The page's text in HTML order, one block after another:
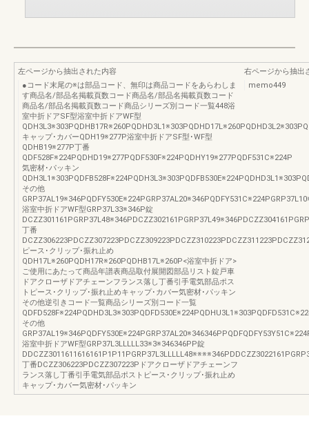
左ページから抽出された内容
●コード末尾の※は部品コード、無印は商品コードをあらわしま
す商品名/部品名掲載頁数コード商品名/部品名掲載頁数コード
商品名/部品名掲載頁数コード商品シリーズ別コード一覧448浴
室中折ドアSF型浴室中折ドアWF型
キャップ･カバーQDH19※277P浴室中折ドアSF型･WF型
QDHB19※277P丁番
QDF528F※224PQDHD19※277PQDF530F※224PQDHY19※277PQDF531C※224P
気密材･パッキン
その他
浴室中折ドアWF型GRP37L33※346P錠
丁番
ピース･クリップ･振れ止め
QDH17L※260PQDH17R※260PQDHB17L※260P<浴室中折ドア>
ご使用にあたって商品年譜表商品取付展開図部品リスト錠戸車
ドアクローザドアチェーンフランス落し丁番引手電気部品ポス
トピース･クリップ･振れ止めキャップ･カバー気密材･パッキン
その他逆引きコード一覧商品シリーズ別コード一覧
その他
浴室中折ドアWF型GRP37L3LLLLL33※3※346346PP錠
丁番DCZZ306223PDCZZ307223Pドアクローザドアチェーンフ
ランス落し丁番引手電気部品ポストピース･クリップ･振れ止め
キャップ･カバー気密材･パッキン
右ページから抽出
memo449